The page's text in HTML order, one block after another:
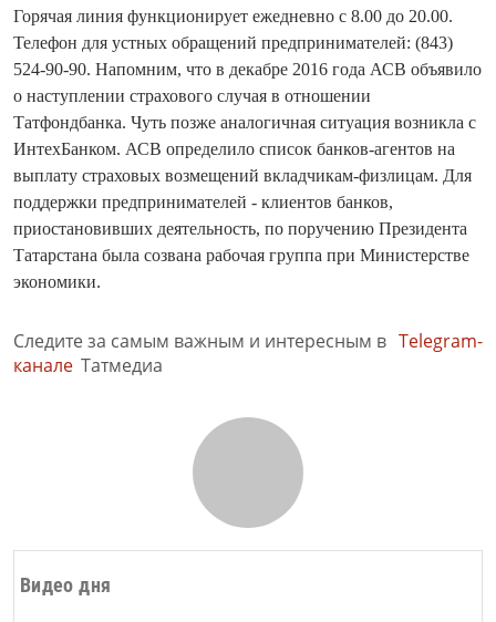
Видео дня
Горячая линия функционирует ежедневно с 8.00 до 20.00.
Телефон для устных обращений предпринимателей: (843)
524-90-90. Напомним, что в декабре 2016 года АСВ объявило
о наступлении страхового случая в отношении
Татфондбанка. Чуть позже аналогичная ситуация возникла с
ИнтехБанком. АСВ определило список банков-агентов на
выплату страховых возмещений вкладчикам-физлицам. Для
поддержки предпринимателей - клиентов банков,
приостановивших деятельность, по поручению Президента
Татарстана была созвана рабочая группа при Министерстве
экономики.
Следите за самым важным и интересным в Telegram-
канале Татмедиа